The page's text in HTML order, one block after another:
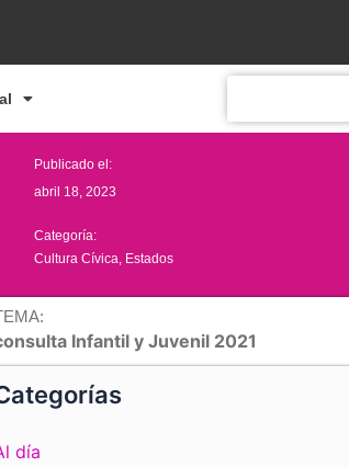
Publicado el:
abril 18, 2023
Categoría:
Cultura Cívica Estados
Infantil y Juvenil 2021
día